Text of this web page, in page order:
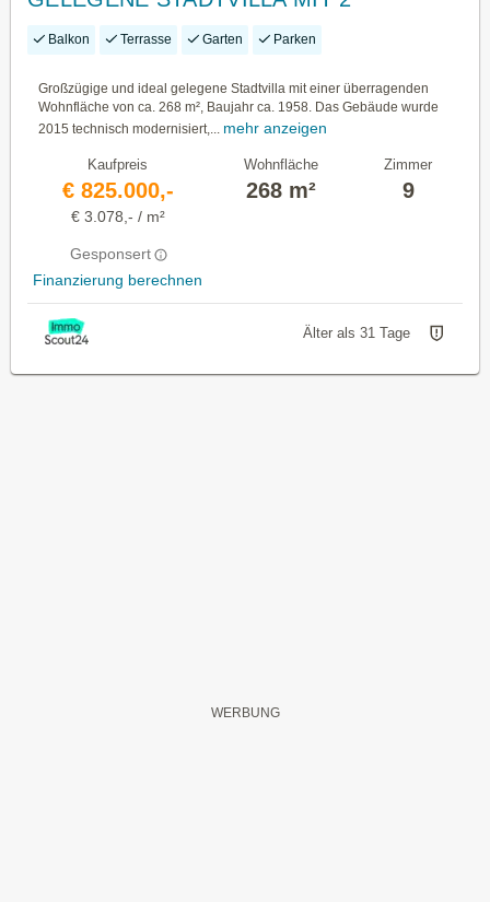
GARAGEN UND SALZWASSER-POOL
Balkon Terrasse Garten Parken
Großzügige und ideal gelegene Stadtvilla mit einer überragenden
Wohnfläche von ca. 268 m², Baujahr ca. 1958. Das Gebäude wurde
2015 technisch modernisiert,... mehr anzeigen
Kaufpreis
€ 825.000,-
€ 3.078,- / m²
Gesponsert
Finanzierung berechnen
Wohnfläche
268 m²
Zimmer
9
Älter als 31 Tage